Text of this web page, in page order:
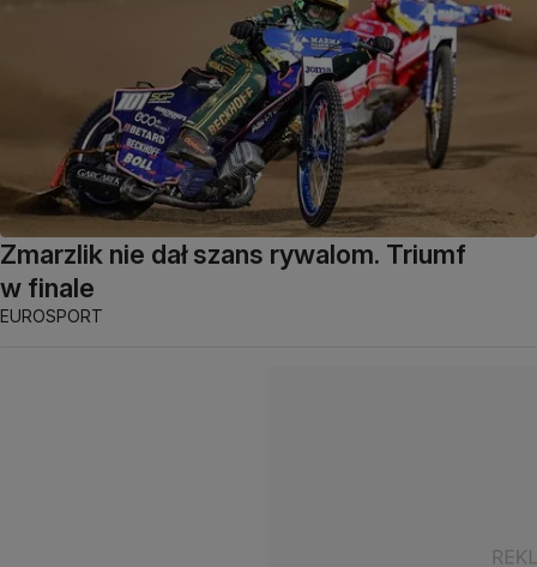
Zmarzlik nie dał szans rywalom. Triumf
w finale
EUROSPORT